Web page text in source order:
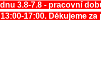
3.8-7.8 - pracovní
17:00. Děkujeme